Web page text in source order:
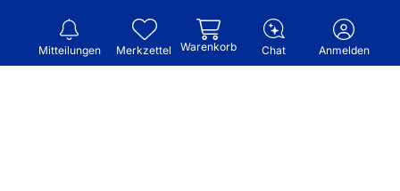
Mitteilungen Merkzettel Warenkorb Chat Anmelden